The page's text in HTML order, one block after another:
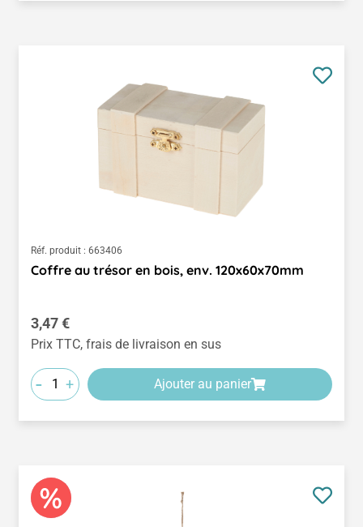
Réf. produit : 663406
Coffre au trésor en bois, env. 120x60x70mm
Prix régulier :
3,47 €
Prix TTC, frais de livraison en sus
- + Ajouter au panier